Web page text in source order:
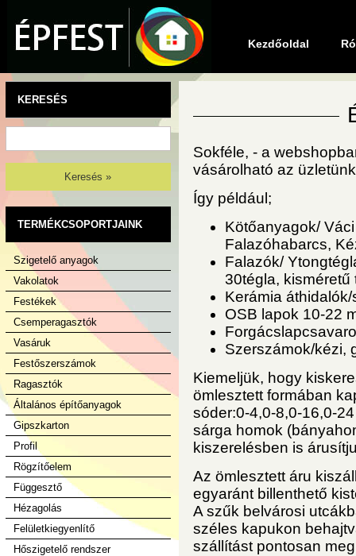
Kezdőoldal
KERESÉS
Keresés »
TERMÉKCSOPORTJAINK
Szigetelő anyagok
Vakolatok
Festékek
Csemperagasztók
Vasáruk
Festőszerszámok
Ragasztók
Általános építőanyagok
Gipszkarton
Profil
Rögzítőelem
Függesztő
Hézagolás
Felületkiegyenlítő
Hőszigetelő rendszer
Sokféle, - a
vásárolható az
Így például;
Kötőanyagok/
Falazóhabarcs,
Falazók/
30tégla, kisméretű
Kerámia
OSB lapok 10-22
Szerszámok/kézi,
Kiemeljük, hogy
ömlesztett formában
sóder:0-4,0-8,0-16,0-
sárga homok
kiszerelésben is
Az ömlesztett áru
egyaránt billenthető
A szűk belvárosi
széles kapukon
szállítást pontosan